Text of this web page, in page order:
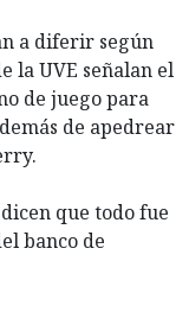
a diferir según
la UVE señalan el
de juego para
de apedrear
que todo fue
banco de